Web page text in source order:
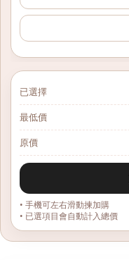
已選擇
最低價
原價
• 手機可左右滑動揀加購
• 已選項目會自動計入總價